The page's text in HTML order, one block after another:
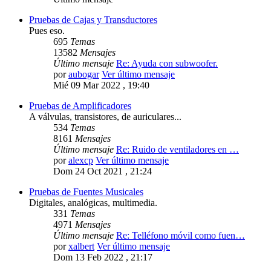
Pruebas de Cajas y Transductores
Pues eso.
695 Temas
13582 Mensajes
Último mensaje Re: Ayuda con subwoofer.
poraubogar Ver último mensaje
Mié 09 Mar 2022 , 19:40
Pruebas de Amplificadores
A válvulas, transistores, de auriculares...
534 Temas
8161 Mensajes
Último mensaje Re: Ruido de ventiladores en …
poralexcp Ver último mensaje
Dom 24 Oct 2021 , 21:24
Pruebas de Fuentes Musicales
Digitales, analógicas, multimedia.
331 Temas
4971 Mensajes
Último mensaje Re: Telléfono móvil como fuen…
porxalbert Ver último mensaje
Dom 13 Feb 2022 , 21:17